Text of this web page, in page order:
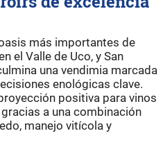
más importantes de
el Valle de Uco, y San
una vendimia marcada
enológicas clave.
positiva para vinos
a una combinación
manejo vitícola y